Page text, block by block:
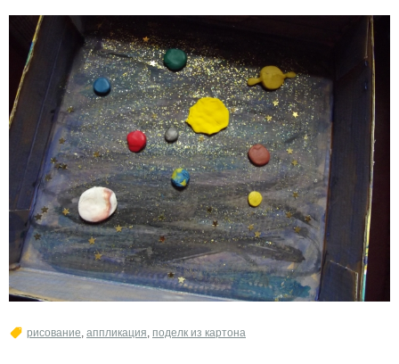
рисование аппликация поделк из картона